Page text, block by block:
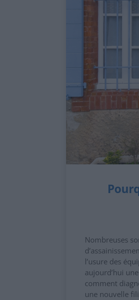
Nombreuses
l’usure des
aujourd’hui une
comment
une nouvelle